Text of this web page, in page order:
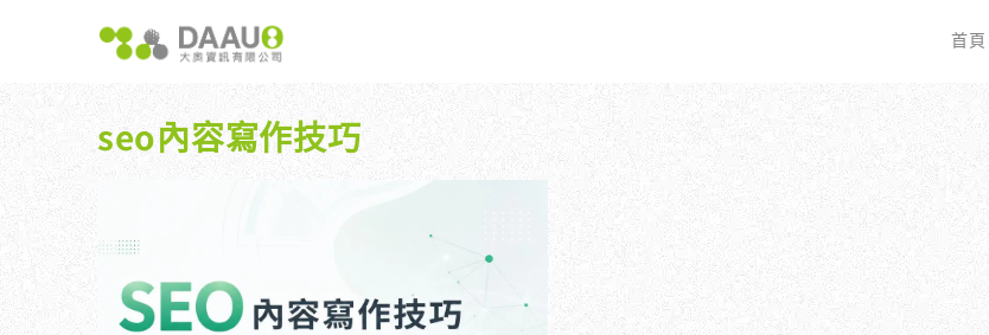
內
首頁
大奧獨家 AISEO矩陣系統｜SEO自動化輕鬆佈局關鍵字
八大專業SEO服務：網站流量快速成長
專業SEO撰寫：提升網站SEO自然排序
維基百科：提升品牌形象與SEO的雙贏策略
網站系統開發：打造高效能業務需求的網站
全面優化網站語法：提升SEO表現
調整SEO關鍵字分布：精準地收錄
大奧專業寫手團隊：賦予深度與價值
行動優化與語法微調：搜尋引擎更愛
如何開始 SEO？新手指南
SEO 的定義與基本概念
SEO 的重要性：為什麼企業需要它？
什麼是白帽SEO、灰帽SEO與黑帽SEO？
我們提供哪些 SEO 服務？
如何知道哪些服務最適合我的業務？
SEO 優化的具體流程是什麼？
廣告行銷基礎知識
廣告平台與策略選擇
Google Ads 和
預算與效益管理
廣告投放後如何追蹤成
seo內容寫作技巧